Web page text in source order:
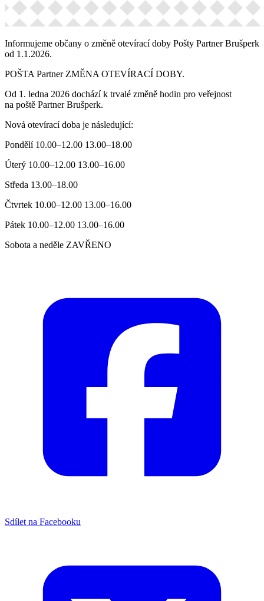
Informujeme občany o změně otevírací doby Pošty Partner Brušperk
od 1.1.2026.
POŠTA Partner ZMĚNA OTEVÍRACÍ DOBY.
Od 1. ledna 2026 dochází k trvalé změně hodin pro veřejnost
na poště Partner Brušperk.
Nová otevírací doba je následující:
Pondělí 10.00–12.00 13.00–18.00
Úterý 10.00–12.00 13.00–16.00
Středa 13.00–18.00
Čtvrtek 10.00–12.00 13.00–16.00
Pátek 10.00–12.00 13.00–16.00
Sobota a neděle ZAVŘENO
Sdílet na Facebooku